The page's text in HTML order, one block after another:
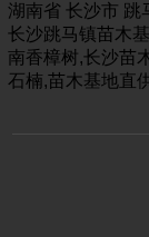
湖南省 长沙市 跳
长沙跳马镇苗木
南香樟树,长沙苗
石楠,苗木基地直